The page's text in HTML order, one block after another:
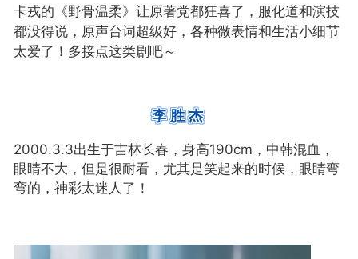
卡戎的《野骨温柔》让原著党都狂喜了，服化道和演技
都没得说， 原声台词超级好，各种微表情和生活小细节
太爱了！多接点这类剧吧～
李胜杰
2000.3.3出生于吉林长春，身高190cm， 中韩混血，
眼睛不大，但是很耐看，尤其是笑起来的时候， 眼睛弯
弯的，神彩太迷人了！